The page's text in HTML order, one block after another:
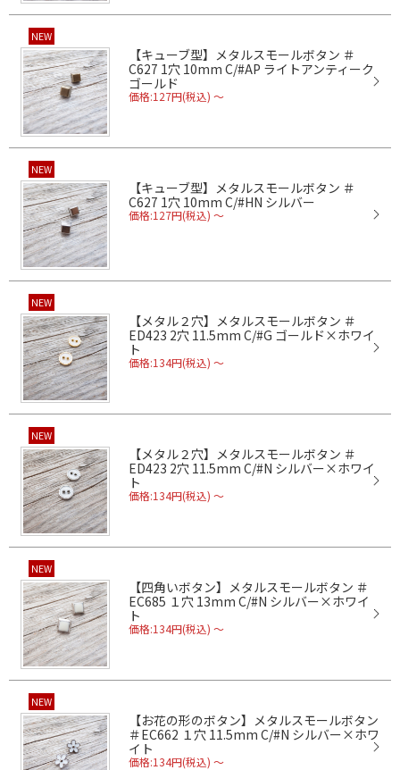
NEW
【キューブ型】メタルスモールボタン ＃
C627 1穴 10mm C/#AP ライトアンティーク
ゴールド
価格:127円(税込) ～
NEW
【キューブ型】メタルスモールボタン ＃
C627 1穴 10mm C/#HN シルバー
価格:127円(税込) ～
NEW
【メタル２穴】メタルスモールボタン ＃
ED423 2穴 11.5mm C/#G ゴールド×ホワイ
ト
価格:134円(税込) ～
NEW
【メタル２穴】メタルスモールボタン ＃
ED423 2穴 11.5mm C/#N シルバー×ホワイ
ト
価格:134円(税込) ～
NEW
【四角いボタン】メタルスモールボタン ＃
EC685 １穴 13mm C/#N シルバー×ホワイ
ト
価格:134円(税込) ～
NEW
【お花の形のボタン】メタルスモールボタン
＃EC662 １穴 11.5mm C/#N シルバー×ホワ
イト
価格:134円(税込) ～